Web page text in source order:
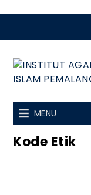
MENU
Kode Etik